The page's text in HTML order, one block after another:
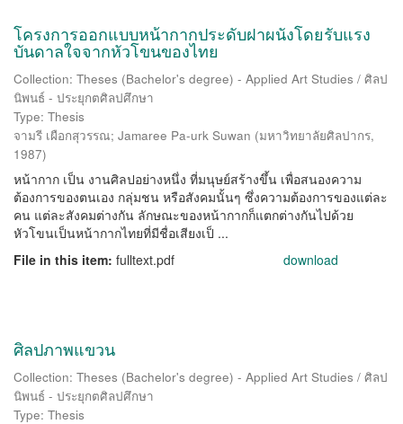
โครงการออกแบบหน้ากากประดับฝาผนังโดยรับแรง
บันดาลใจจากหัวโขนของไทย
Collection: Theses (Bachelor's degree) - Applied Art Studies / ศิลป
นิพนธ์ - ประยุกตศิลปศึกษา
Type: Thesis
จามรี เผือกสุวรรณ; Jamaree Pa-urk Suwan (มหาวิทยาลัยศิลปากร,
1987)
หน้ากาก เป็น งานศิลปอย่างหนึ่ง ที่มนุษย์สร้างขึ้น เพื่อสนองความ
ต้องการของตนเอง กลุ่มชน หรือสังคมนั้นๆ ซึ่งความต้องการของแต่ละ
คน แต่ละสังคมต่างกัน ลักษณะของหน้ากากก็แตกต่างกันไปด้วย
หัวโขนเป็นหน้ากากไทยที่มีชื่อเสียงเป็ ...
File in this item: fulltext.pdf download
ศิลปภาพแขวน
Collection: Theses (Bachelor's degree) - Applied Art Studies / ศิลป
นิพนธ์ - ประยุกตศิลปศึกษา
Type: Thesis